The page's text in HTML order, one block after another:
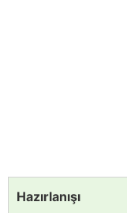
Hazırlanışı